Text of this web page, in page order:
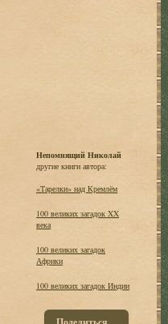
Непомнящий Николай
другие книги автора:
«Тарелки» над Кремлём
100 великих загадок XX
века
100 великих загадок
Африки
100 великих загадок Индии